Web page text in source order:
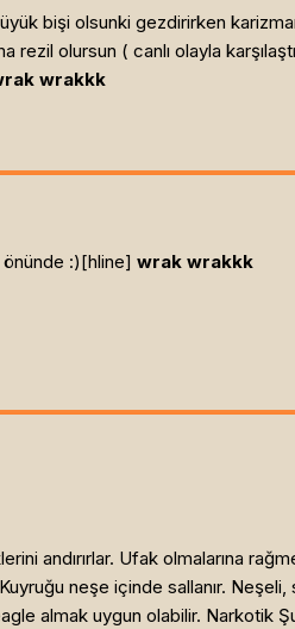
bişi olsunki gezdirirken
rezil olursun ( canlı olayla
wrakkk
:)[hline] wrak wrakkk
andırırlar. Ufak olmalarına
neşe içinde sallanır.
almak uygun olabilir. Narkotik